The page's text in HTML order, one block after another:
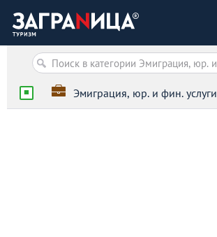
Эмиграция, юр. и фин. услуги